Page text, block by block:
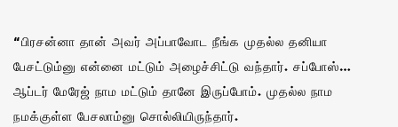
“பிரசன்னா தான் அவர் அப்பாவோட நீங்க முதல்ல தனியா
பேசட்டும்னு என்னை மட்டும் அழைச்சிட்டு வந்தார். சப்போஸ்…
ஆப்டர் மேரேஜ் நாம மட்டும் தானே இருப்போம். முதல்ல நாம
நமக்குள்ள பேசலாம்னு சொல்லியிருந்தார்.